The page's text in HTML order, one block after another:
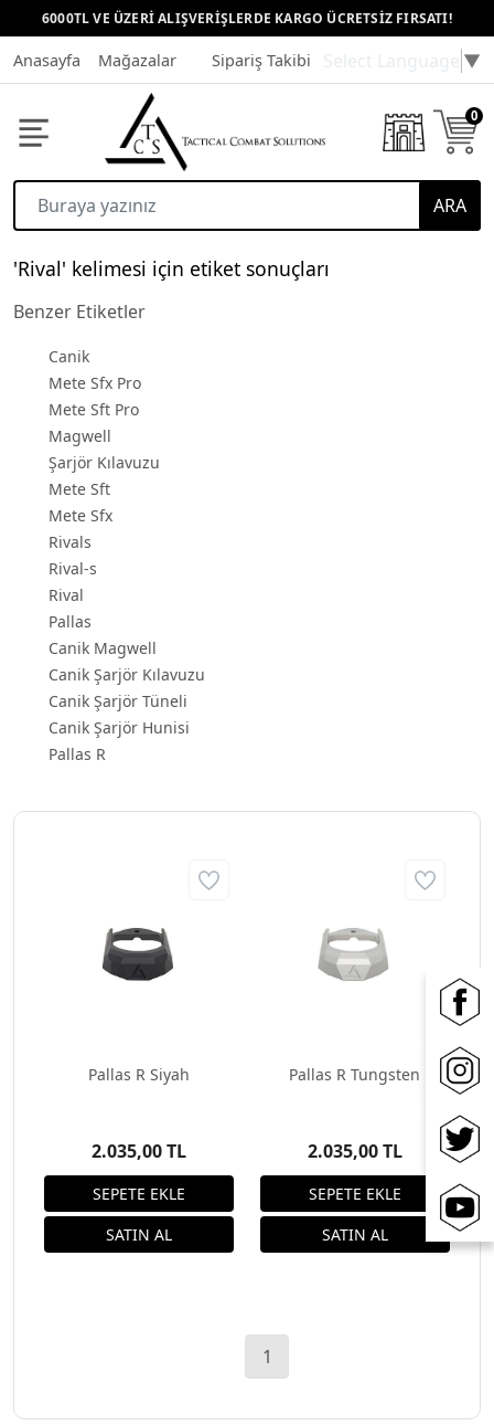
6000TL VE ÜZERİ ALIŞVERİŞLERDE KARGO ÜCRETSİZ FIRSATI!
Anasayfa Mağazalar Sipariş Takibi Müşteri Hizmetleri
▼
ARA
0
'Rival' kelimesi için etiket sonuçları
Benzer Etiketler
Canik
Mete Sfx Pro
Mete Sft Pro
Magwell
Şarjör Kılavuzu
Mete Sft
Mete Sfx
Rivals
Rival-s
Rival
Pallas
Canik Magwell
Canik Şarjör Kılavuzu
Canik Şarjör Tüneli
Canik Şarjör Hunisi
Pallas R
Pallas R Siyah
2.035,00 TL
Pallas R Tungsten
2.035,00 TL
1